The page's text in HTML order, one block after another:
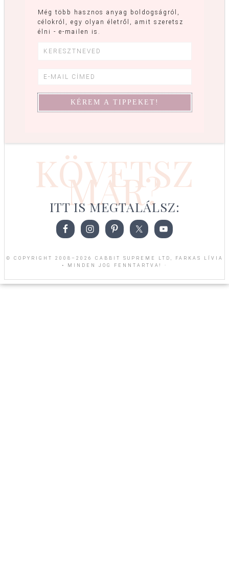
Még több hasznos anyag boldogságról,
célokról, egy olyan életről, amit szeretsz
élni - e-mailen is.
KÖVETSZ
MÁR?
ITT IS MEGTALÁLSZ:
© COPYRIGHT 2008–2026 CABBIT SUPREME LTD, FARKAS LÍVIA
• MINDEN JOG FENNTARTVA! ·